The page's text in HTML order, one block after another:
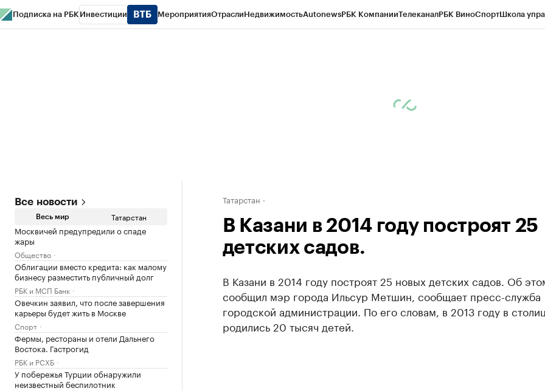
Подписка на РБК Инвестиции МероприятияОтраслиНедвижимостьAutonewsРБК КомпанииТелеканалРБК ВиноСпортШкола
Все новости
Весь мир Татарстан
Москвичей предупредили о спаде
жары
Общество
Облигации вместо кредита: как малому
бизнесу разместить публичный долг
РБК и МСП Банк
Овечкин заявил, что после завершения
карьеры будет жить в Москве
Спорт
Фермы, рестораны и отели Дальнего
Востока. Гастрогид
РБК и РСХБ
У побережья Турции обнаружили
неизвестный беспилотник
Татарстан
В Казани в 2014 году построят 25
детских садов.
В Казани в 2014 году построят 25 новых детских садов. Об
сообщил мэр города Ильсур Метшин, сообщает пресс-служба
городской администрации. По его словам, в 2013 году в
родились 20 тысяч детей.